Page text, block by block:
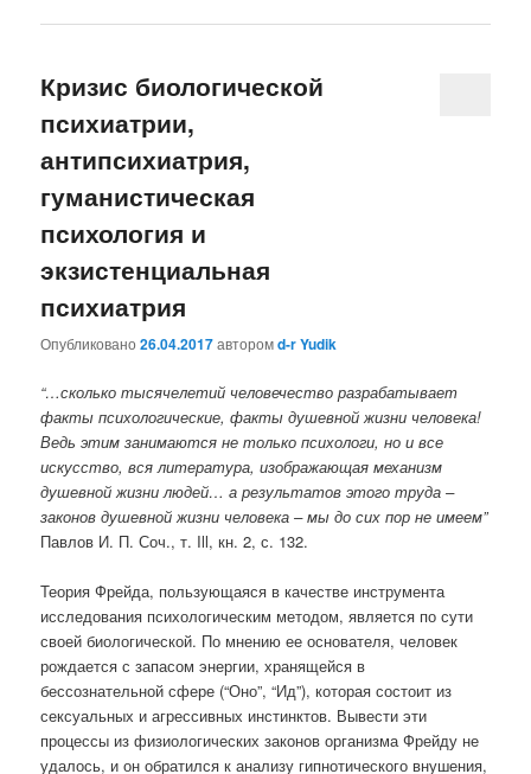
Кризис биологической
психиатрии,
антипсихиатрия,
гуманистическая
психология и
экзистенциальная
психиатрия
Опубликовано26.04.2017авторомd-r Yudik
“…сколько тысячелетий человечество разрабатывает
факты психологические, факты душевной жизни человека!
Ведь этим занимаются не только психологи, но и все
искусство, вся литература, изображающая механизм
душевной жизни людей… а результатов этого труда –
законов душевной жизни человека – мы до сих пор не имеем”
Павлов И. П. Соч., т. Ill, кн. 2, с. 132.
Теория Фрейда, пользующаяся в качестве инструмента
исследования психологическим методом, является по сути
своей биологической. По мнению ее основателя, человек
рождается с запасом энергии, хранящейся в
бессознательной сфере (“Оно”, “Ид”), которая состоит из
сексуальных и агрессивных инстинктов. Вывести эти
процессы из физиологических законов организма Фрейду не
удалось, и он обратился к анализу гипнотического внушения,